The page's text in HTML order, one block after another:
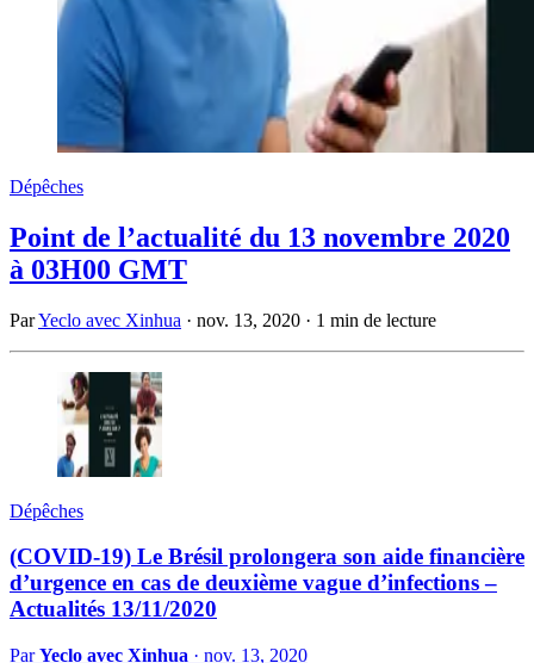
Dépêches
Point de l’actualité du 13 novembre 2020
à 03H00 GMT
ParYeclo avec Xinhua · nov. 13, 2020 · 1 min de lecture
Dépêches
(COVID-19) Le Brésil prolongera son aide financière
d’urgence en cas de deuxième vague d’infections –
Actualités 13/11/2020
ParYeclo avec Xinhua · nov. 13, 2020